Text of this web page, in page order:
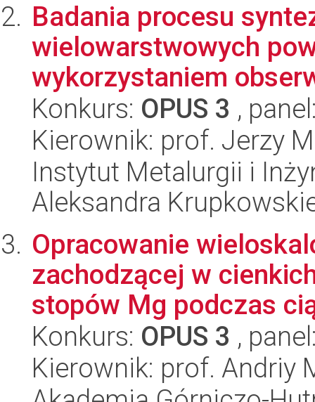
Badania procesu
wielowarstwowych
wykorzystaniem
Konkurs: OPUS 3 ,
Kierownik: prof. Jerzy
Instytut Metalurgii i
Aleksandra
Opracowanie
zachodzącej w
stopów Mg podczas
Konkurs: OPUS 3 ,
Kierownik: prof. Andriy